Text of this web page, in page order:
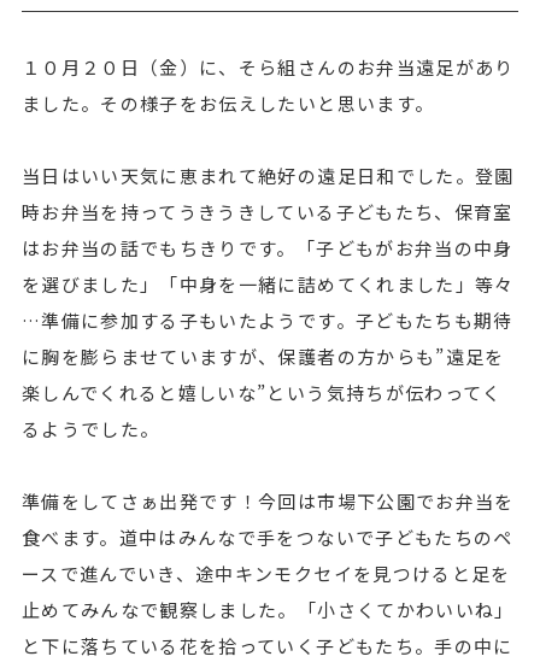
１０月２０日（金）に、そら組さんのお弁当遠足があり
ました。その様子をお伝えしたいと思います。
当日はいい天気に恵まれて絶好の遠足日和でした。登園
時お弁当を持ってうきうきしている子どもたち、保育室
はお弁当の話でもちきりです。「子どもがお弁当の中身
を選びました」「中身を一緒に詰めてくれました」等々
…準備に参加する子もいたようです。子どもたちも期待
に胸を膨らませていますが、保護者の方からも”遠足を
楽しんでくれると嬉しいな”という気持ちが伝わってく
るようでした。
準備をしてさぁ出発です！今回は市場下公園でお弁当を
食べます。道中はみんなで手をつないで子どもたちのペ
ースで進んでいき、途中キンモクセイを見つけると足を
止めてみんなで観察しました。「小さくてかわいいね」
と下に落ちている花を拾っていく子どもたち。手の中に